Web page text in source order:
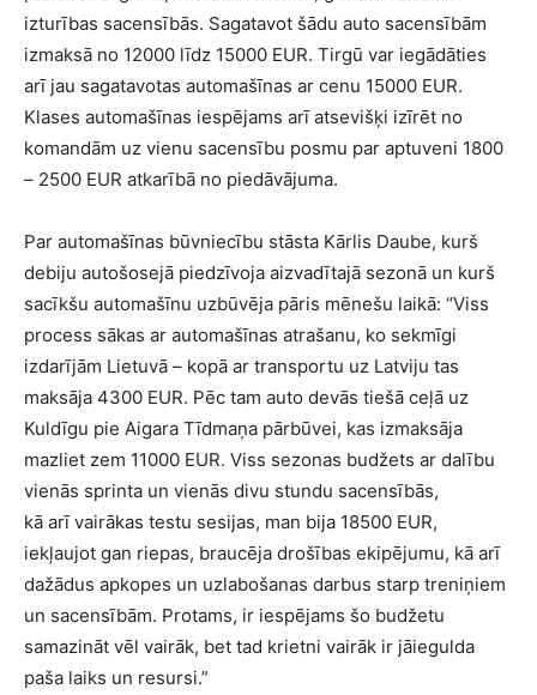
izturības sacensībās. Sagatavot šādu auto sacensībām
izmaksā no 12000 līdz 15000 EUR. Tirgū var iegādāties
arī jau sagatavotas automašīnas ar cenu 15000 EUR.
Klases automašīnas iespējams arī atsevišķi izīrēt no
komandām uz vienu sacensību posmu par aptuveni 1800
– 2500 EUR atkarībā no piedāvājuma.
Par automašīnas būvniecību stāsta Kārlis Daube, kurš
debiju autošosejā piedzīvoja aizvadītajā sezonā un kurš
sacīkšu automašīnu uzbūvēja pāris mēnešu laikā: “Viss
process sākas ar automašīnas atrašanu, ko sekmīgi
izdarījām Lietuvā – kopā ar transportu uz Latviju tas
maksāja 4300 EUR. Pēc tam auto devās tiešā ceļā uz
Kuldīgu pie Aigara Tīdmaņa pārbūvei, kas izmaksāja
mazliet zem 11000 EUR. Viss sezonas budžets ar dalību
vienās sprinta un vienās divu stundu sacensībās,
kā arī vairākas testu sesijas, man bija 18500 EUR,
iekļaujot gan riepas, braucēja drošības ekipējumu, kā arī
dažādus apkopes un uzlabošanas darbus starp treniņiem
un sacensībām. Protams, ir iespējams šo budžetu
samazināt vēl vairāk, bet tad krietni vairāk ir jāiegulda
paša laiks un resursi.”